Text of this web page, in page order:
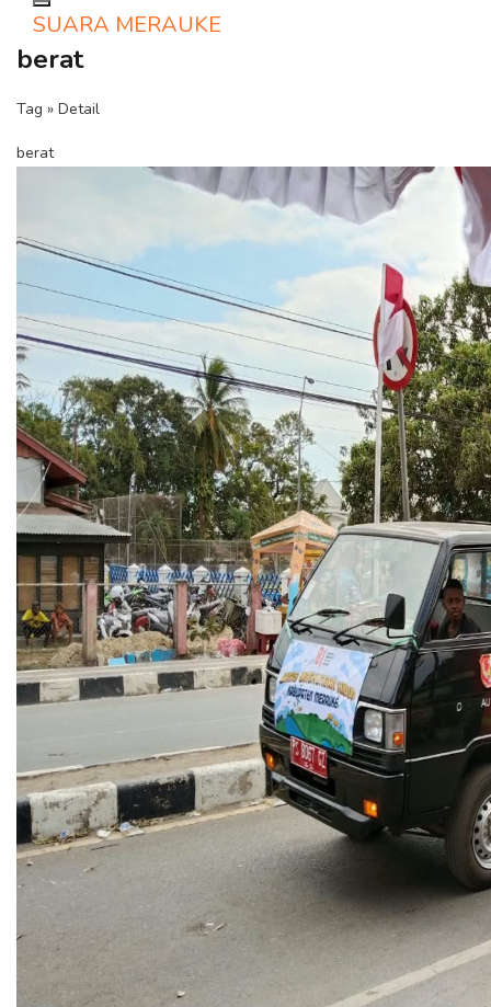
Toggle navigation
SUARA MERAUKE
berat
Tag » Detail
berat